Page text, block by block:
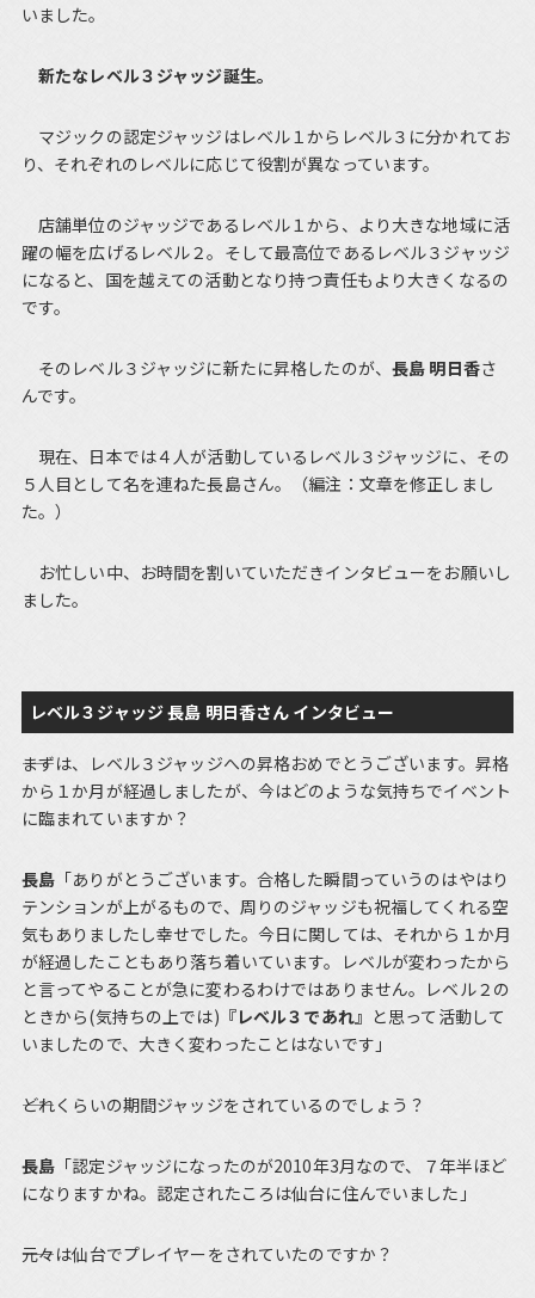
いました。
新たなレベル３ジャッジ誕生。
マジックの認定ジャッジはレベル１からレベル３に分かれてお
り、それぞれのレベルに応じて役割が異なっています。
店舗単位のジャッジであるレベル１から、より大きな地域に活
躍の幅を広げるレベル２。そして最高位であるレベル３ジャッジ
になると、国を越えての活動となり持つ責任もより大きくなるの
です。
そのレベル３ジャッジに新たに昇格したのが、長島 明日香さ
んです。
現在、日本では４人が活動しているレベル３ジャッジに、その
５人目として名を連ねた長島さん。（編注：文章を修正しまし
た。）
お忙しい中、お時間を割いていただきインタビューをお願いし
ました。
レベル３ジャッジ 長島 明日香さん インタビュー
――まずは、レベル３ジャッジへの昇格おめでとうございます。昇格
から１か月が経過しましたが、今はどのような気持ちでイベント
に臨まれていますか？
長島 「ありがとうございます。合格した瞬間っていうのはやはり
テンションが上がるもので、周りのジャッジも祝福してくれる空
気もありましたし幸せでした。今日に関しては、それから１か月
が経過したこともあり落ち着いています。レベルが変わったから
と言ってやることが急に変わるわけではありません。レベル２の
ときから(気持ちの上では) 『レベル３であれ』 と思って活動して
いましたので、大きく変わったことはないです」
――どれくらいの期間ジャッジをされているのでしょう？
長島 「認定ジャッジになったのが2010年3月なので、７年半ほど
になりますかね。認定されたころは仙台に住んでいました」
――元々は仙台でプレイヤーをされていたのですか？